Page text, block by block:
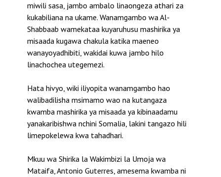
miwili sasa, jambo ambalo linaongeza athari za
kukabiliana na ukame. Wanamgambo wa Al-
Shabbaab wamekataa kuyaruhusu mashirika ya
misaada kugawa chakula katika maeneo
wanayoyadhibiti, wakidai kuwa jambo hilo
linachochea utegemezi.
Hata hivyo, wiki iliyopita wanamgambo hao
walibadilisha msimamo wao na kutangaza
kwamba mashirika ya misaada ya kibinaadamu
yanakaribishwa nchini Somalia, lakini tangazo hili
limepokelewa kwa tahadhari.
Mkuu wa Shirika la Wakimbizi la Umoja wa
Mataifa, Antonio Guterres, amesema kwamba ni